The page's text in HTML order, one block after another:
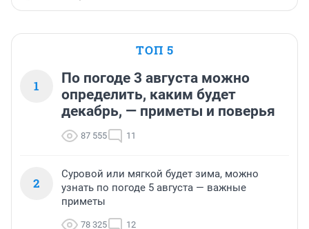
ТОП 5
1
По погоде 3 августа можно
определить, каким будет
декабрь, — приметы и поверья
87 555 11
2
Суровой или мягкой будет зима, можно
узнать по погоде 5 августа — важные
приметы
78 325 12